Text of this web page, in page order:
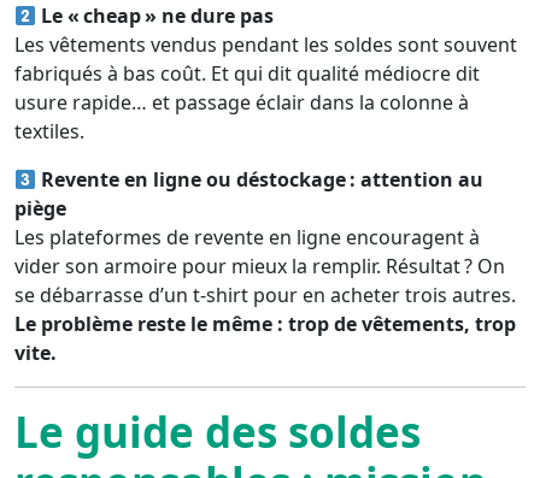
Le « cheap » ne dure pas
Les vêtements vendus pendant les soldes sont souvent
fabriqués à bas coût. Et qui dit qualité médiocre dit
usure rapide… et passage éclair dans la colonne à
textiles.
Revente en ligne ou déstockage : attention au
piège
Les plateformes de revente en ligne encouragent à
vider son armoire pour mieux la remplir. Résultat ? On
se débarrasse d’un t-shirt pour en acheter trois autres.
Le problème reste le même : trop de vêtements, trop
vite.
Le guide des soldes